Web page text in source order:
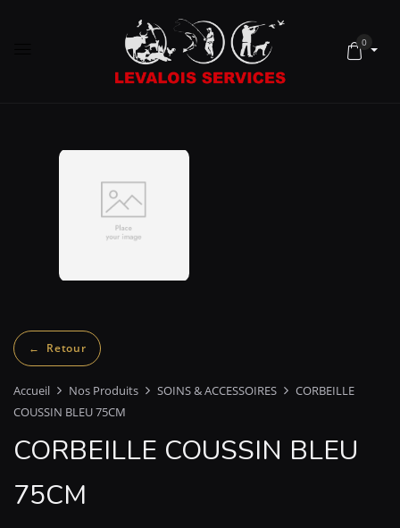
0
Accueil Nos Produits SOINS & ACCESSOIRES
CORBEILLE
COUSSIN BLEU 75CM
CORBEILLE COUSSIN BLEU
75CM